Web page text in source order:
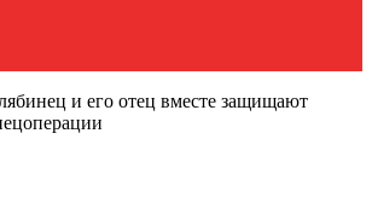
и его отец вместе защищают